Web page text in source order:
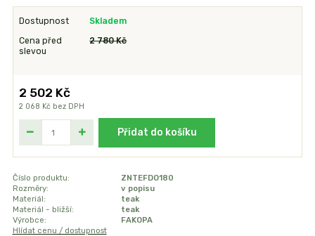
Dostupnost Skladem
Cena před
slevou
2 780 Kč
2 502 Kč
2 068 Kč bez DPH
Přidat do košíku
Číslo produktu:
ZNTEFDO180
Rozměry:
v popisu
Materiál:
teak
Materiál - bližší:
teak
Výrobce:
FAKOPA
Hlídat cenu / dostupnost